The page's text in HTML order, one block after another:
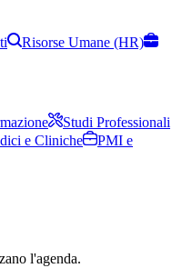
Risorse Umane (HR)
Studi Professionali
e Cliniche
PMI e
l'agenda.